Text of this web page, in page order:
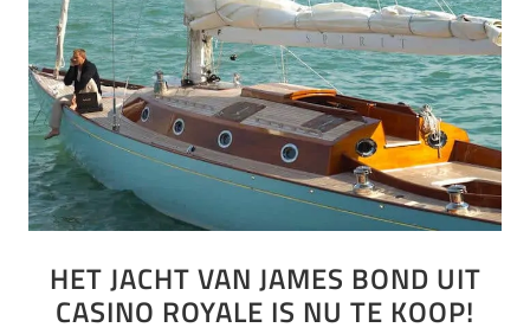
HET JACHT VAN JAMES BOND UIT
CASINO ROYALE IS NU TE KOOP!